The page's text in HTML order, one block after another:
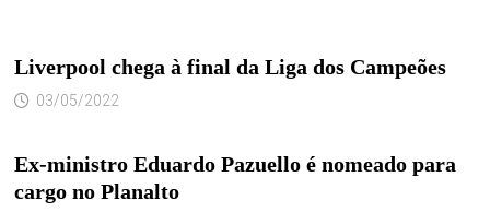
Liverpool chega à final da Liga dos Campeões
03/05/2022
Ex-ministro Eduardo Pazuello é nomeado para
cargo no Planalto